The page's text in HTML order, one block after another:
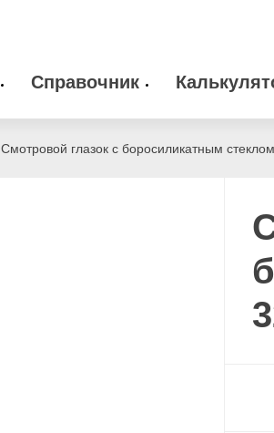
Справочник
Смотровой глазок с боросиликатным стеклом